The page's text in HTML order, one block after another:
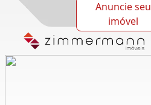
Anuncie seu
imóvel